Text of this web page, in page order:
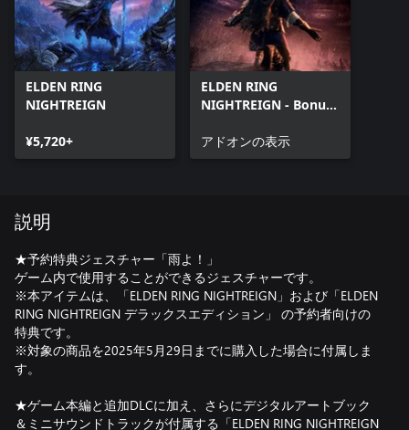
ELDEN RING
NIGHTREIGN
¥5,720+
ELDEN RING
NIGHTREIGN - Bonus
アドオンの表示
説明
★予約特典ジェスチャー「雨よ！」
ゲーム内で使用することができるジェスチャーです。
※本アイテムは、「ELDEN RING NIGHTREIGN」および「ELDEN
RING NIGHTREIGN デラックスエディション」 の予約者向けの
特典です。
※対象の商品を2025年5月29日までに購入した場合に付属しま
す。
★ゲーム本編と追加DLCに加え、さらにデジタルアートブック
＆ミニサウンドトラックが付属する「ELDEN RING NIGHTREIGN